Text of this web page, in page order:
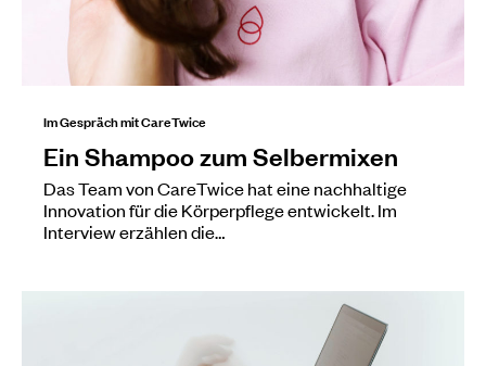
Im Gespräch mit CareTwice
Ein Shampoo zum Selbermixen
Das Team von CareTwice hat eine nachhaltige
Innovation für die Körperpflege entwickelt. Im
Interview erzählen die…